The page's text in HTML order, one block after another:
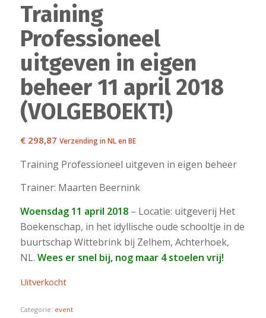
Training
Professioneel
uitgeven in eigen
beheer 11 april 2018
(VOLGEBOEKT!)
€298,87 Verzending in NL en BE
Training Professioneel uitgeven in eigen beheer
Trainer: Maarten Beernink
Woensdag 11 april 2018– Locatie: uitgeverij Het
Boekenschap, in het idyllische oude schooltje in de
buurtschap Wittebrink bij Zelhem, Achterhoek,
NL. Wees er snel bij, nog maar 4 stoelen vrij!
Uitverkocht
Categorie: event